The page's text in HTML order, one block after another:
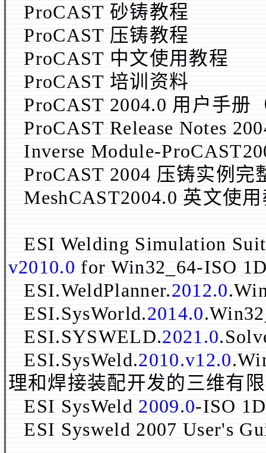
ProCAST 砂铸教程
ProCAST 压铸教程
ProCAST 中文使用教程
ProCAST 培训资料
ProCAST 2004.0 用户手册
ProCAST Release Notes
Inverse Module-
ProCAST 2004 压铸实例完
MeshCAST2004.0 英文使
ESI Welding Simulation
v2010.0 for Win32_64-ISO
ESI.WeldPlanner.2012.0
ESI.SysWorld.2014.0
ESI.SYSWELD.2021.0
ESI.SysWeld.2010.v12.0
理和焊接装配开发的三维有
ESI SysWeld 2009.0-ISO
ESI Sysweld 2007 User's